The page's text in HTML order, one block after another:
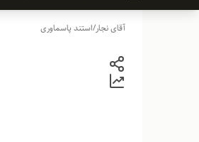
آقای نجار/استند پاسماوری